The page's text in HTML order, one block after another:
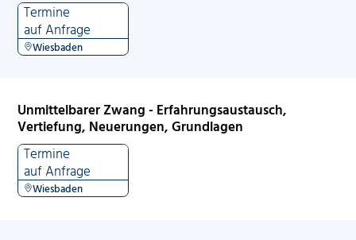
Termine
auf Anfrage
Wiesbaden
Unmittelbarer Zwang - Erfahrungsaustausch,
Vertiefung, Neuerungen, Grundlagen
Termine
auf Anfrage
Wiesbaden